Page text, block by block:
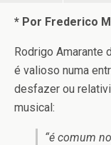
* Por Frederico
Rodrigo Amarante
é valioso numa
desfazer ou
musical:
“é comum